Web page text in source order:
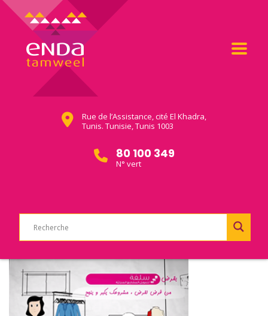
Rue de l’Assistance, cité El Khadra,
Tunis. Tunisie, Tunis 1003
80 100 349
N° vert